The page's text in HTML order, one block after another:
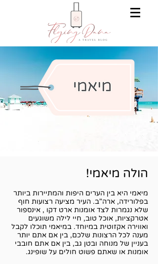
הולה מיאמי!
מיאמי היא בין הערים היפות והמתיירות ביותר
בפלורידה, ארה"ב. העיר מציעה רצועות חוף
שלא נגמרות לצד אומנות ארט דקו , אינספור
אטרקציות, אוכל טוב, חיי לילה משוגעים
ואווירה אקזוטית במיוחד. במיאמי תוכלו לקבל
מענה לכל הרצונות שלכם, בין אם אתם יותר
בעניין של מנוחה ובטן גב, בין אם אתם חובבי
אומנות או שאתם פשוט חולים על שופינג.